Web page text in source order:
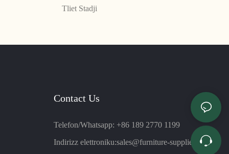
Tliet Stadji
Contact Us
Telefon/Whatsapp: +86 189 2770 1199
Indirizz elettroniku:sales@furniture-suppliers.com